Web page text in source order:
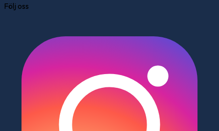
Följ oss